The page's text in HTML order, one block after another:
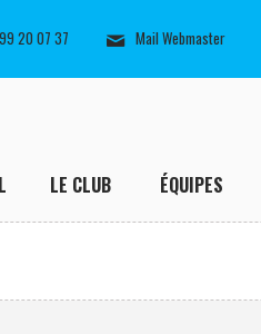
20 07 37 Mail Webmaster
LE CLUB ÉQUIPES